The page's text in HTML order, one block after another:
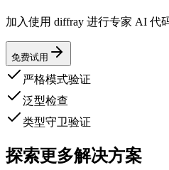
加入使用 diffray 进行专家 AI 代
免费试用
严格模式验证
泛型检查
类型守卫验证
探索更多解决方案